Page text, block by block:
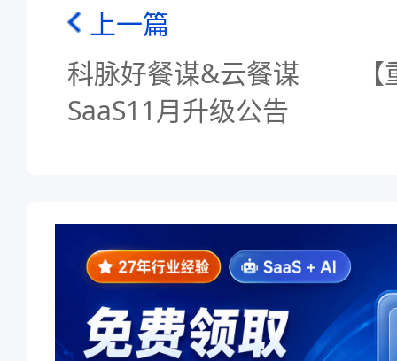
上一篇
科脉好餐谋&云餐谋
SaaS11月升级公告